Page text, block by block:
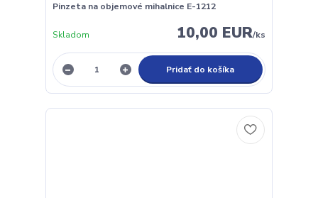
Pinzeta na objemové mihalnice E-1212
10,00 EUR/ks
Skladom
Pridať do košíka